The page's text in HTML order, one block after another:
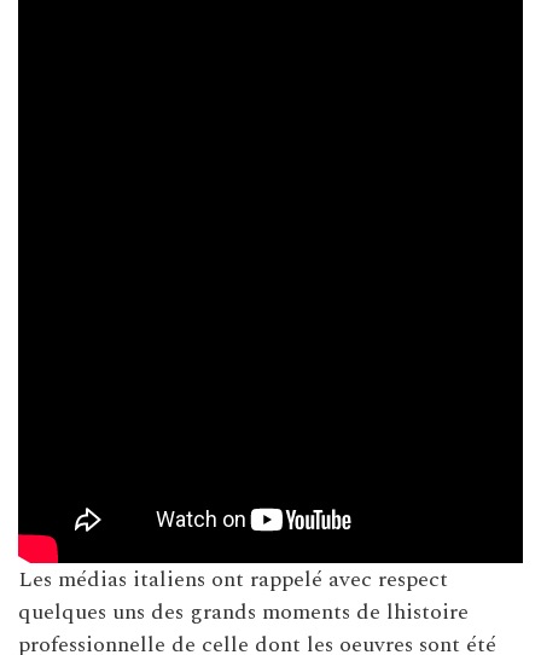
Les médias italiens ont rappelé avec respect
quelques uns des grands moments de lhistoire
professionnelle de celle dont les oeuvres sont été